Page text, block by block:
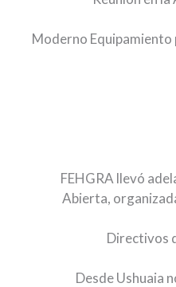
Moderno Equipamiento
FEHGRA llevó
Abierta,
Directivos
Desde Ushuaia